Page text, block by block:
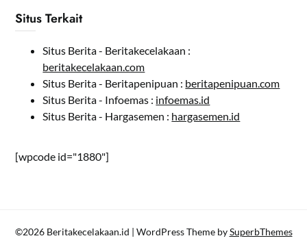
Situs Terkait
Situs Berita - Beritakecelakaan :
beritakecelakaan.com
Situs Berita - Beritapenipuan : beritapenipuan.com
Situs Berita - Infoemas : infoemas.id
Situs Berita - Hargasemen : hargasemen.id
[wpcode id="1880"]
©2026 Beritakecelakaan.id | WordPress Theme bySuperbThemes